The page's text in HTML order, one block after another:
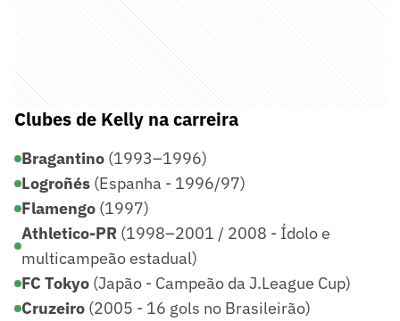
Clubes de Kelly na carreira
Bragantino (1993–1996)
Logroñés (Espanha - 1996/97)
Flamengo (1997)
Athletico-PR (1998–2001 / 2008 - Ídolo e
multicampeão estadual)
FC Tokyo (Japão - Campeão da J.League Cup)
Cruzeiro (2005 - 16 gols no Brasileirão)